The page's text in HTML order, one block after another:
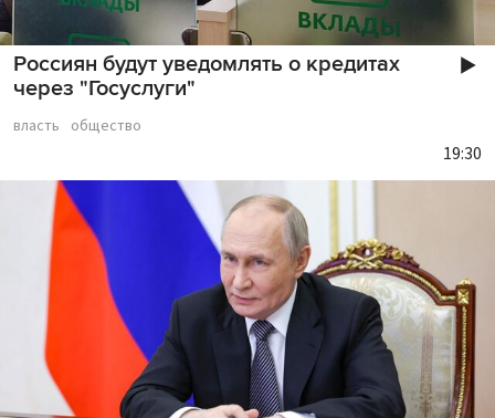
Россиян будут уведомлять о кредитах
через "Госуслуги"
власть общество
19:30